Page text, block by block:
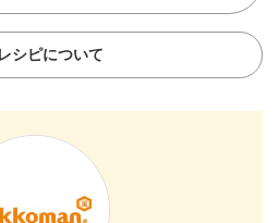
シピについて